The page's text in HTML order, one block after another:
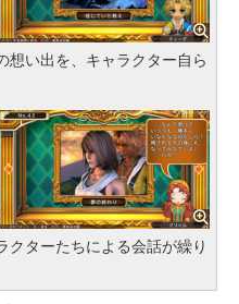
想い出を、キャラクター自ら
クターたちによる会話が繰り